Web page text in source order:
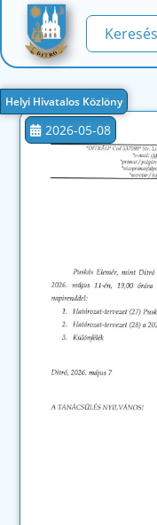
Helyi Hivatalos Közlöny
2026-05-08